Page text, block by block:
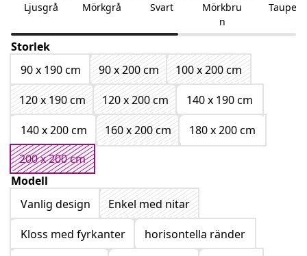
Ljusgrå Mörkgrå Svart
Mörkbru
n
Taupe
Storlek
90 x 190 cm
90 x 200 cm
100 x 200 cm
120 x 190 cm
120 x 200 cm
140 x 190 cm
140 x 200 cm
160 x 200 cm
180 x 200 cm
200 x 200 cm
Modell
Vanlig design
Enkel med nitar
Kloss med fyrkanter
horisontella ränder